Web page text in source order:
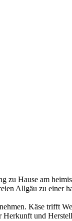
zu Hause am
Allgäu zu einer
Käse trifft
Herkunft und